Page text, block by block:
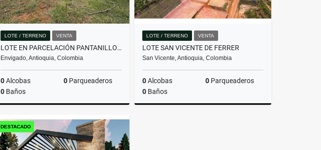
LOTE / TERRENO VENTA
LOTE EN PARCELACIÓN PANTANILLO ENVIGADO ALTOS DE LA MANUELA
Envigado, Antioquia, Colombia
0Alcobas 0 Parqueaderos
0 Baños
Venta
$2.000.000.000
LOTE / TERRENO VENTA
LOTE SAN VICENTE DE FERRER
San Vicente, Antioquia, Colombia
0Alcobas 0 Parqueaderos
0 Baños
DESTACADO